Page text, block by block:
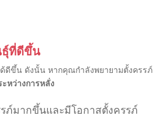
ที่ดีขึ้น
ดีขึ้น ดังนั้น หากคุณกำลังพยายามตั้งครรภ์
หว่างการหลั่ง
ภ์มากขึ้นและมีโอกาสตั้งครรภ์